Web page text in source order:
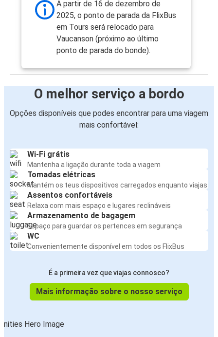
A partir de 16 de dezembro de
2025, o ponto de parada da FlixBus
em Tours será relocado para
Vaucanson (próximo ao último
ponto de parada do bonde).
O melhor serviço a bordo
Opções disponíveis que podes encontrar para uma viagem
mais confortável:
Wi-Fi grátis
Mantenha a ligação durante toda a viagem
Tomadas elétricas
Mantém os teus dispositivos carregados enquanto viajas
Assentos confortáveis
Relaxa com mais espaço e lugares reclináveis
Armazenamento de bagagem
Espaço para guardar os pertences em segurança
WC
Convenientemente disponível em todos os FlixBus
É a primeira vez que viajas connosco?
Mais informação sobre o nosso serviço